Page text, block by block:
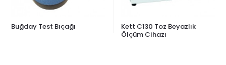
Buğday Test Bıçağı
Kett C130 Toz Beyazlık
Ölçüm Cihazı